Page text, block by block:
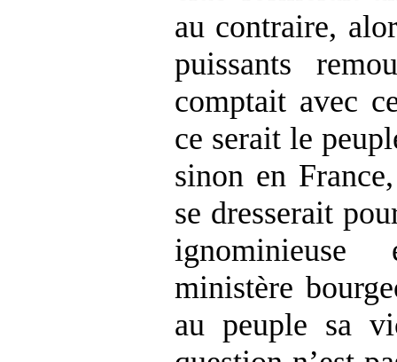
au contraire,
puissants
comptait avec
ce serait le
sinon en
se dresserait
ministère
au peuple sa